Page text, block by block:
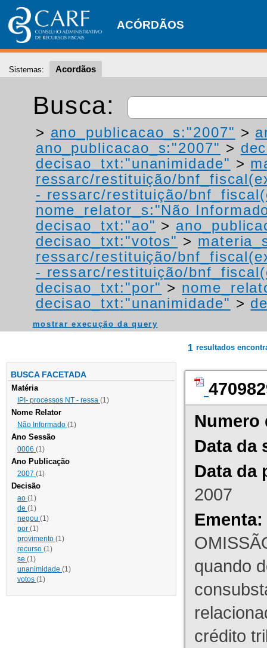
ACÓRDÃOS
Sistemas: Acordãos
Busca:
> ano_publicacao_s:"2007" >
ano_publicacao_s:"2007" >
decisao_txt:"unanimidade" >
ressarc/restituição/
- ressarc/restituição/
nome_relator_s:"Não
decisao_txt:"ao" >
decisao_txt:"votos" >
ressarc/restituição/
- ressarc/restituição/
decisao_txt:"por" >
decisao_txt:"unanimidade" >
mostrar execução da query
BUSCA FACETADA
Matéria
IPI- processos NT - ressa (1)
Nome Relator
Não Informado (1)
Ano Sessão
0006 (1)
Ano Publicação
2007 (1)
Decisão
ao (1)
de (1)
negou (1)
por (1)
provimento (1)
recurso (1)
se (1)
unanimidade (1)
votos (1)
1 resultados
Numero
Data da
Data da
2007
Ementa:
quando
crédito